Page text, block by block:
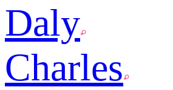
Daly
Charles